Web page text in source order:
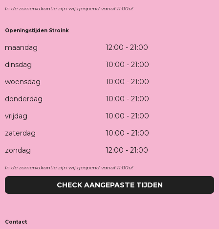
In de zomervakantie zijn wij geopend vanaf 11:00u!
Openingstijden Stroink
maandag
12:00 - 21:00
dinsdag
10:00 - 21:00
woensdag
10:00 - 21:00
donderdag
10:00 - 21:00
vrijdag
10:00 - 21:00
zaterdag
10:00 - 21:00
zondag
12:00 - 21:00
In de zomervakantie zijn wij geopend vanaf 11:00u!
CHECK AANGEPASTE TIJDEN
Contact